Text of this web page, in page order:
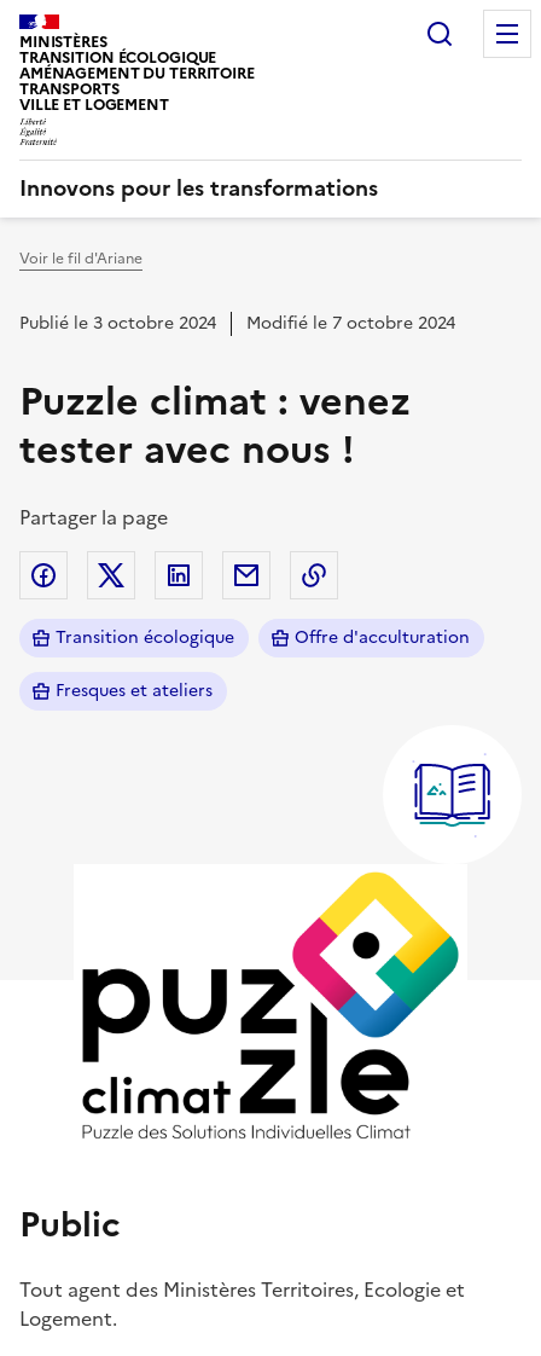
MINISTÈRES
TRANSITION ÉCOLOGIQUE
AMÉNAGEMENT DU TERRITOIRE
TRANSPORTS
VILLE ET LOGEMENT
Innovons pour les transformations
Voir le fil d'Ariane
Publié le 3 octobre 2024 Modifié le 7 octobre 2024
Puzzle climat : venez
tester avec nous !
Partager la page
Partager sur Facebook
Partager sur Twitter (X)
Partager sur Linkedin
Partager par email
Transition écologique Offre d'acculturation
Fresques et ateliers
Public
Tout agent des Ministères Territoires, Ecologie et
Logement.